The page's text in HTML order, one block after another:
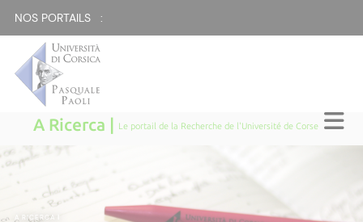
NOS PORTAILS :
A Ricerca | Le portail de la Recherche de l'Université de Corse
A RICERCA